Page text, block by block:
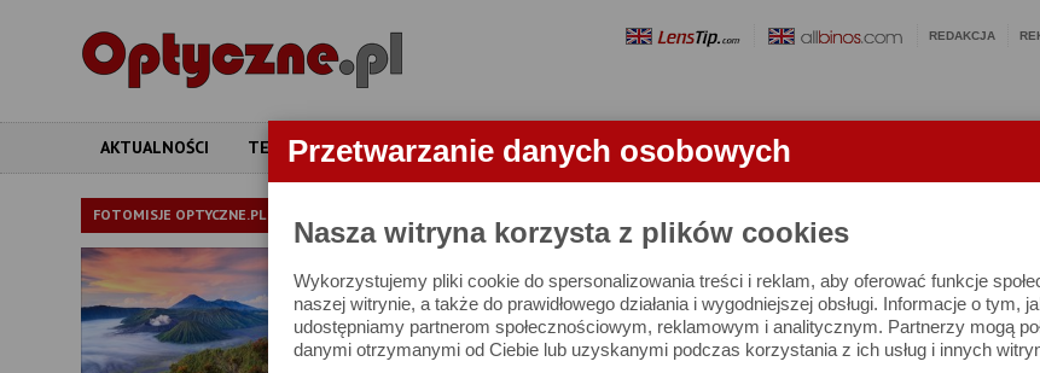
Przetwarzanie danych osobowych
Nasza witryna korzysta z plików cookies
Wykorzystujemy pliki cookie do spersonalizowania treści i reklam, aby oferować funkcje
naszej witrynie, a także do prawidłowego działania i wygodniejszej obsługi. Informacje o tym,
udostępniamy partnerom społecznościowym, reklamowym i analitycznym. Partnerzy mogą
danymi otrzymanymi od Ciebie lub uzyskanymi podczas korzystania z ich usług i innych
REDAKCJA
AKTUALNOŚCI TESTY ARTYKUŁY APARATY OBIEKTYWY LORNETKI
FOTOMISJE OPTYCZNE.PL LORNETKI
W bazie znajduje się 3024 lornetek i 1581 ocen.
Proszę podać interesujące Cię parametry